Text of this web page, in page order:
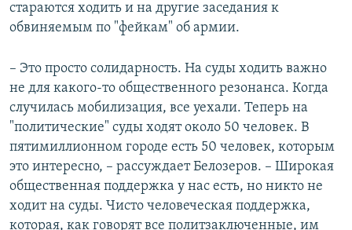
стараются ходить и на другие заседания к
обвиняемым по "фейкам" об армии.
– Это просто солидарность. На суды ходить важно
не для какого-то общественного резонанса. Когда
случилась мобилизация, все уехали. Теперь на
"политические" суды ходят около 50 человек. В
пятимиллионном городе есть 50 человек, которым
это интересно, – рассуждает Белозеров. – Широкая
общественная поддержка у нас есть, но никто не
ходит на суды. Чисто человеческая поддержка,
которая, как говорят все политзаключенные, им